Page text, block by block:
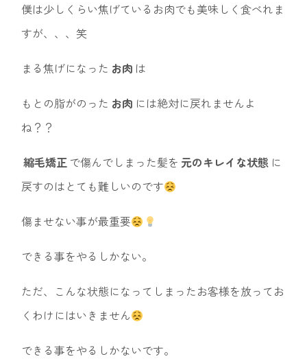
僕は少しくらい焦げているお肉でも美味しく食べれま
すが、、、笑
まる焦げになった お肉 は
もとの脂がのった お肉 には絶対に戻れませんよ
ね？？
縮毛矯正 で傷んでしまった髪を 元のキレイな状態 に
戻すのはとても難しいのです
傷ませない事が最重要
できる事をやるしかない。
ただ、こんな状態になってしまったお客様を放ってお
くわけにはいきません
できる事をやるしかないです。